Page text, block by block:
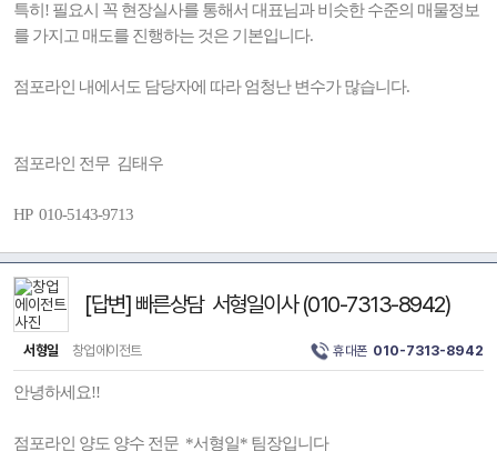
특히! 필요시 꼭 현장실사를 통해서 대표님과 비슷한 수준의 매물정보
를 가지고 매도를 진행하는 것은 기본입니다.
점포라인 내에서도 담당자에 따라 엄청난 변수가 많습니다.
점포라인 전무 김태우
HP 010-5143-9713
[답변] 빠른상담 서형일이사 (010-7313-8942)
서형일 창업에이전트 휴대폰 010-7313-8942
안녕하세요!!
점포라인 양도 양수 전문 *서형일* 팀장입니다